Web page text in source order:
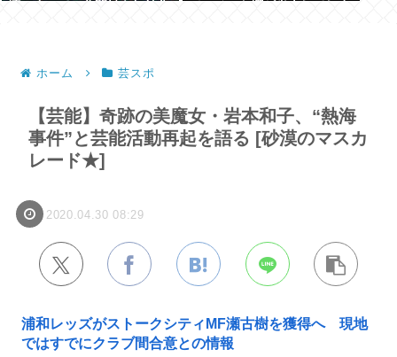
ホーム 芸スポ
【芸能】奇跡の美魔女・岩本和子、“熱海
事件”と芸能活動再起を語る [砂漠のマスカ
レード★]
2020.04.30 08:29
浦和レッズがストークシティMF瀬古樹を獲得へ 現地
ではすでにクラブ間合意との情報